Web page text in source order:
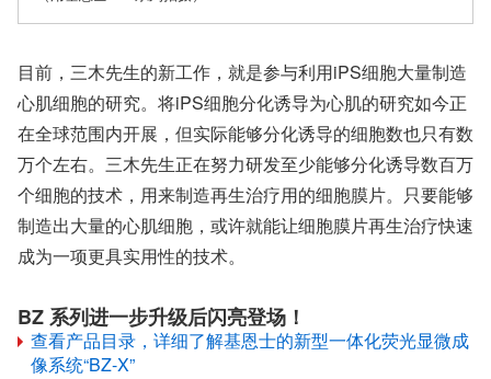
目前，三木先生的新工作，就是参与利用iPS细胞大量制造
心肌细胞的研究。将iPS细胞分化诱导为心肌的研究如今正
在全球范围内开展，但实际能够分化诱导的细胞数也只有数
万个左右。三木先生正在努力研发至少能够分化诱导数百万
个细胞的技术，用来制造再生治疗用的细胞膜片。只要能够
制造出大量的心肌细胞，或许就能让细胞膜片再生治疗快速
成为一项更具实用性的技术。
BZ 系列进一步升级后闪亮登场！
查看产品目录，详细了解基恩士的新型一体化荧光显微成
像系统“BZ-X”